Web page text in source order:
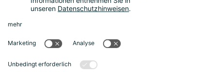
News
Über uns
Unternehmen
Unser Beirat